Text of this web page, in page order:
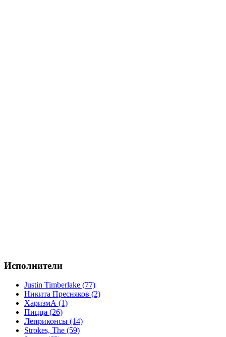
Исполнители
Justin Timberlake (77)
Никита Пресняков (2)
ХаризмА (1)
Пицца (26)
Леприконсы (14)
Strokes, The (59)